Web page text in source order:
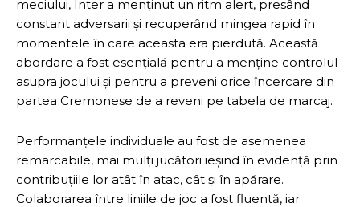
meciului, Inter a menținut un ritm alert, presând
constant adversarii și recuperând mingea rapid în
momentele în care aceasta era pierdută. Această
abordare a fost esențială pentru a menține controlul
asupra jocului și pentru a preveni orice încercare din
partea Cremonese de a reveni pe tabela de marcaj.
Performanțele individuale au fost de asemenea
remarcabile, mai mulți jucători ieșind în evidență prin
contribuțiile lor atât în atac, cât și în apărare.
Colaborarea între liniile de joc a fost fluentă, iar